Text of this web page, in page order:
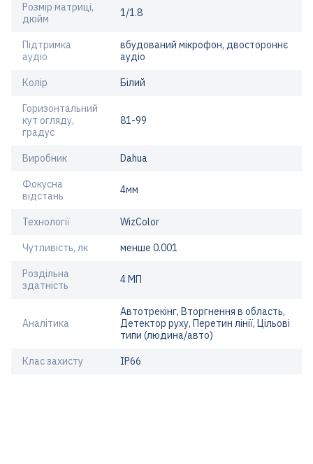
Розмір матриці,
дюйм
1/1.8
Підтримка
аудіо
вбудований мікрофон, двостороннє
аудіо
Колір Білий
Горизонтальний
кут огляду,
градус
81-99
Виробник Dahua
Фокусна
відстань
4мм
Технології WizColor
Чутливість, лк менше 0.001
Роздільна
здатність
4 МП
Аналітика
Автотрекінг, Вторгнення в область,
Детектор руху, Перетин лінії, Цільові
типи (людина/авто)
Клас захисту IP66